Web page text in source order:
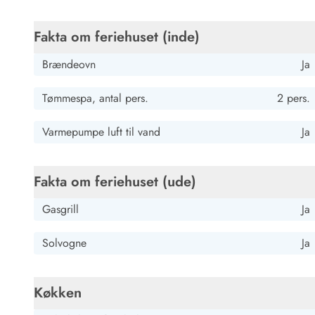
Deutschland
AI Oversat
Gast
Huset er meget hyggeligt. Rumfordelingen er perfekt.
indbyder til afslapning. Interiøret er velholdt, men ikke
Fakta om feriehuset (inde)
Brændeovn Ja
Tømmespa, antal pers. 2 pers.
Varmepumpe luft til vand Ja
Fakta om feriehuset (ude)
Gasgrill Ja
Solvogne Ja
Køkken